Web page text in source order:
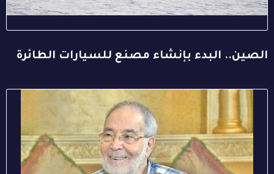
الصين.. البدء بإنشاء مصنع للسيارات الطائرة